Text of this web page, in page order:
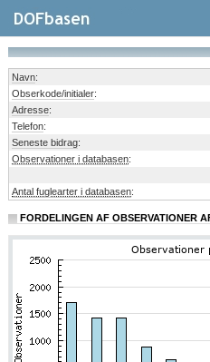
Navn:
Obserkode/initialer:
Adresse:
Telefon:
Seneste bidrag:
Observationer i databasen:
Antal fuglearter i databasen:
FORDELINGEN AF OBSERVATIONER